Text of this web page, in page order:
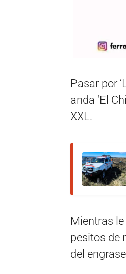
Pasar por
anda ‘El
XXL.
Mientras
pesitos de
del